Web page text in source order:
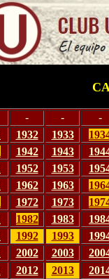
- -
-
1932 1933
1942 1943
1952 1953
1962 1963
1972 1973
1982 1983
1992 1993
2002 2003
2012 2013